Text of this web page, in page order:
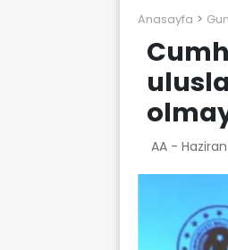
Anasayfa
AA - Haziran